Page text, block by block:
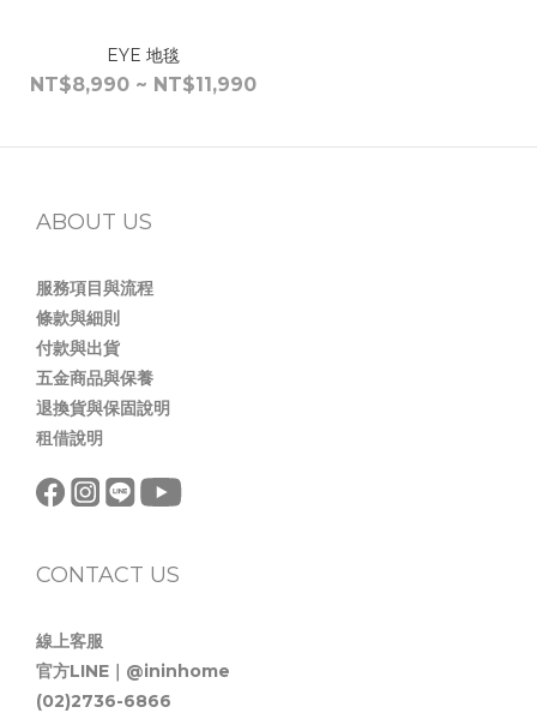
EYE 地毯
NT$8,990 ~ NT$11,990
ABOUT US
服務項目與流程
條款與細則
付款與出貨
五金商品與保養
退換貨與保固說明
租借說明
CONTACT US
線上客服
官方LINE｜@ininhome
(02)2736-6866